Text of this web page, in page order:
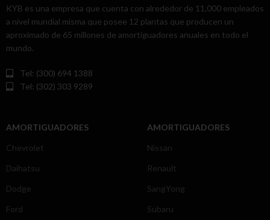
KYB es una empresa que cuenta con alrededor de 11,000 empleados
a nivel mundial misma que posee 12 plantas que producen un
aproximado de 65 millones de amortiguadores anuales en todo el
mundo.
Tel: (300) 694 1388
Tel: (302) 303 9289
AMORTIGUADORES
Chevrolet
Daihatsu
Dodge
Ford
AMORTIGUADORES
Nissan
Renault
SangYong
Subaru